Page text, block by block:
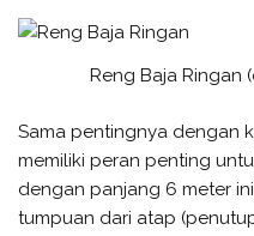
Reng Baja Ringan
Sama pentingnya dengan
memiliki peran penting
dengan panjang 6 meter
tumpuan dari atap